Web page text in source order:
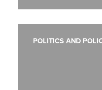
POLITICS AND